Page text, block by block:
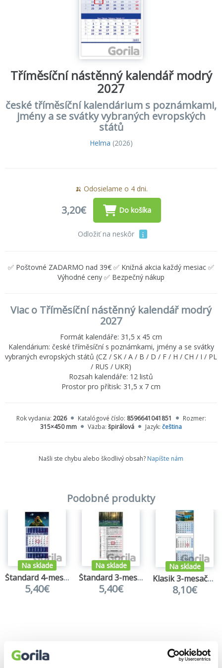
Tříměsíční nástěnný kalendář modrý
2027
české tříměsíční kalendárium s poznámkami,
jmény a se svátky vybraných evropských
států
Helma (2026)
🍌 Odosielame o 4 dni.
3,20€ Do košíka
Odložiť na neskôr
✅ Poštovné ZADARMO nad 39€ ✅ Knižná akcia každý mesiac ✅
Výhodné ceny ✅ Bezpečný nákup
Viac o Tříměsíční nástěnný kalendář modrý
2027
Formát kalendáře: 31,5 x 45 cm
Kalendárium: české tříměsíční s poznámkami, jmény a se svátky
vybraných evropských států (CZ / SK / A / B / D / F / H / CH / I / PL
/ RUS / UKR)
Rozsah kalendáře: 12 listů
Prostor pro přítisk: 31,5 x 7 cm
Rok vydania: 2026 Katalógové číslo: 8596641041851
Rozmer:
315×450 mm
Väzba: špirálová Jazyk: čeština
Našli ste chybu alebo škodlivý obsah? Napíšte nám
Podobné produkty
Na sklade
Štandard 4-mesačný modrý nástenný kalendár 2027 - Malý princ
5,40€
Na sklade
Štandard 3-mesačný kombinovaný nástenný kalendár 2027 - rozkvitnutý les
5,40€
Na sklade
Klasik 3-mesačný modrý nástenný kalendár 2027 - štyri ročné obdobia
8,10€